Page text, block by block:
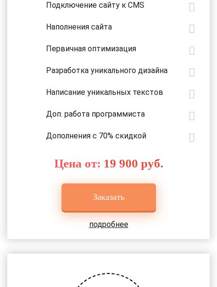
Подключение сайту к CMS
Наполнения сайта
Первичная оптимизация
Разработка уникального дизайна
Написание уникальных текстов
Доп. работа программиста
Дополнения с 70% скидкой
Цена от: 19 900 руб.
Заказать
подробнее